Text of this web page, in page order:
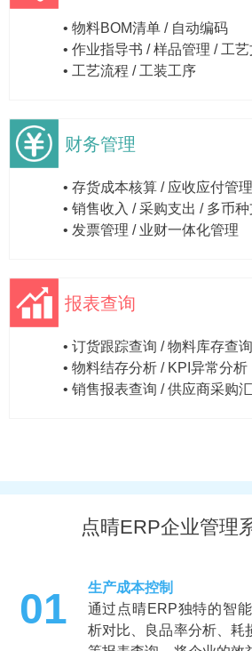
• 物料BOM清单 / 自动编码
• 作业指导书 / 样品管理 / 工
• 工艺流程 / 工装工序
财务管理
• 存货成本核算 / 应收应付管理
• 销售收入 / 采购支出 / 多币
• 发票管理 / 业财一体化管理
报表查询
• 订货跟踪查询 / 物料库存查询
• 物料结存分析 / KPI异常分析
• 销售报表查询 / 供应商采购
点晴ERP企业管理
01
生产成本控制
通过点晴ERP独特的智
析对比、良品率分析、耗